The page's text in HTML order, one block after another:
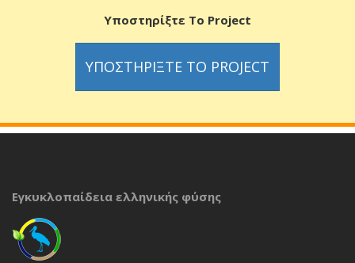
Υποστηρίξτε Το Project
ΥΠΟΣΤΗΡΊΞΤΕ ΤΟ PROJECT
Εγκυκλοπαίδεια ελληνικής φύσης